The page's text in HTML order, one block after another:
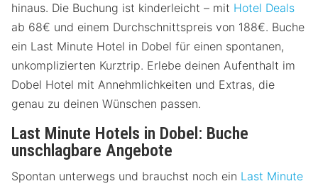
hinaus. Die Buchung ist kinderleicht – mit Hotel Deals
ab 68€ und einem Durchschnittspreis von 188€. Buche
ein Last Minute Hotel in Dobel für einen spontanen,
unkomplizierten Kurztrip. Erlebe deinen Aufenthalt im
Dobel Hotel mit Annehmlichkeiten und Extras, die
genau zu deinen Wünschen passen.
Last Minute Hotels in Dobel: Buche
unschlagbare Angebote
Spontan unterwegs und brauchst noch ein Last Minute